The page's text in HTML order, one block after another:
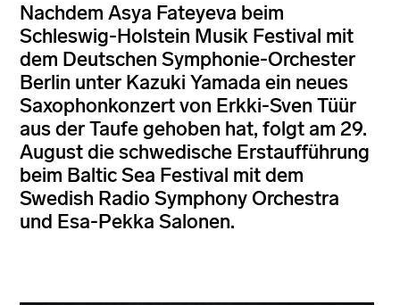
Nachdem Asya Fateyeva beim
Schleswig-Holstein Musik Festival mit
dem Deutschen Symphonie-Orchester
Berlin unter Kazuki Yamada ein neues
Saxophonkonzert von Erkki-Sven Tüür
aus der Taufe gehoben hat, folgt am 29.
August die schwedische Erstaufführung
beim Baltic Sea Festival mit dem
Swedish Radio Symphony Orchestra
und Esa-Pekka Salonen.